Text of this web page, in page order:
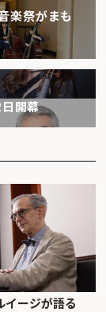
楽祭がまも
開幕
イージが語る